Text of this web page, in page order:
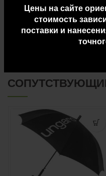
Цены на сайте
стоимость
поставки и
ДОПОЛНИТЕЛЬНАЯ